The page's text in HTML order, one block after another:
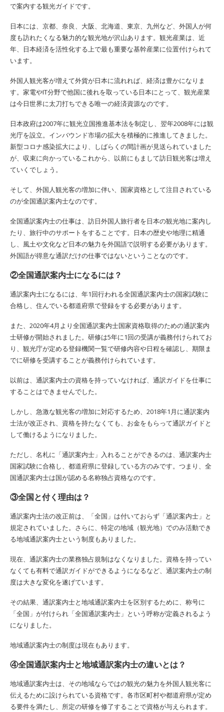
で案内する観光ガイドです。
日本には、京都、奈良、大阪、北海道、東京、九州など、外国人が何
度も訪れたくなる魅力的な観光地が沢山あります。観光産業は、近
年、日本経済を活性化する上で最も重要な基幹産業に位置付けられて
います。
外国人観光客が増えて外貨が日本に流れれば、経済は豊かになりま
す。家電やIT分野で他国に後れを取っている日本にとって、観光産業
は今日世界に太刀打ちできる唯一の経済資源なのです。
日本政府は2007年に観光立国推進基本法を制定し、翌年2008年には観
光庁を設立。インバウンド市場の拡大を積極的に推進してきました。
新型コロナ感染拡大により、しばらくの間計画が見送られていました
が、収束に向かっているこれから、以前にもまして訪日観光客は増え
ていくでしょう。
そして、外国人観光客の増加に伴い、国家資格として注目されている
のが全国通訳案内士なのです。
全国通訳案内士の仕事は、訪日外国人旅行者を日本の観光地に案内し
たり、旅行中のサポートをすることです。日本の歴史や地理に精通
し、風土や文化など日本の魅力を外国語で説明する必要があります。
外国語が得意な通訳だけの仕事ではないということなのです。
②全国通訳案内士になるには？
通訳案内士になるには、年1回行われる全国通訳案内士の国家試験に
合格し、住んでいる都道府県で登録をする必要があります。
また、2020年4月より全国通訳案内士国家資格取得のための通訳案内
士研修が開始されました。研修は5年に1回の受講が義務付けられてお
り、観光庁が定める登録機関一覧で研修内容や日程を確認し、期限ま
でに研修を受講することが義務付けられています。
以前は、通訳案内士の資格を持っていなければ、通訳ガイドを仕事に
することはできませんでした。
しかし、急激な観光客の増加に対応するため、2018年1月に通訳案内
士法が改正され、資格を持たなくても、お金をもらって通訳ガイドと
して働けるようになりました。
ただし、名札に「通訳案内士」入れることができるのは、通訳案内士
国家試験に合格し、都道府県に登録している方のみです。つまり、全
国通訳案内士は国が認める名称独占資格なのです。
③全国と付く理由は？
通訳案内士法の改正前は、「全国」は付いておらず「通訳案内士」と
規定されていました。さらに、特定の地域（観光地）でのみ活動でき
る地域通訳案内士という制度もありました。
現在、通訳案内士の業務独占規制はなくなりました。資格を持ってい
なくても有料で通訳ガイドができるようになるなど、通訳案内士の制
度は大きな変化を遂げています。
その結果、通訳案内士と地域通訳案内士を区別するために、称号に
「全国」が付けられ「全国通訳案内士」という呼称が定義されるよう
になりました。
地域通訳案内士の制度は現在もあります。
④全国通訳案内士と地域通訳案内士の違いとは？
地域通訳案内士は、その地域ならではの観光の魅力を外国人観光客に
伝えるために設けられている資格です。各市区町村や都道府県が定め
る要件を満たし、所定の研修を修了することで資格が与えられます。